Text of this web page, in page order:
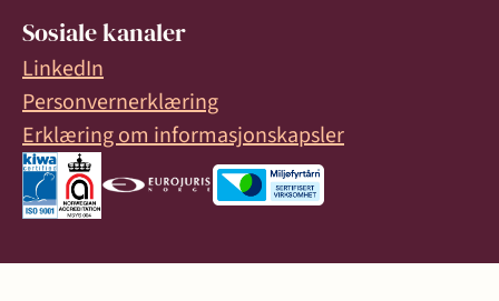
Sosiale kanaler
LinkedIn
Personvernerklæring
Erklæring om informasjonskapsler